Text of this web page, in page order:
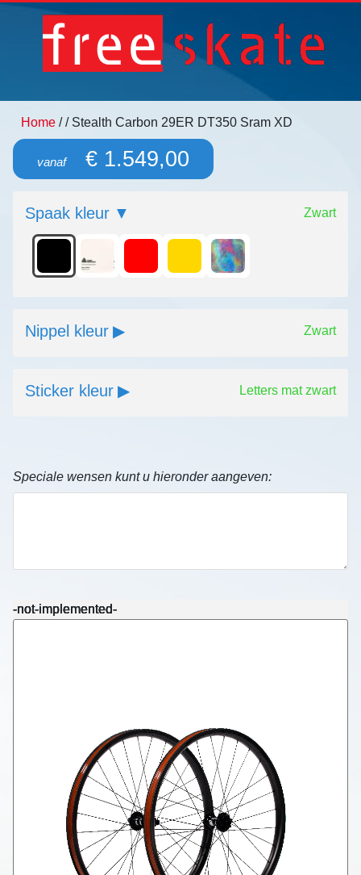
Home // Stealth Carbon 29ER DT350 Sram XD
vanaf€ 1.549,00
Spaak kleur Zwart
Nippel kleur Zwart
Sticker kleur Letters mat zwart
Speciale wensen kunt u hieronder aangeven:
-not-implemented-
-not-implemented-
-not-implemented-
-not-implemented-